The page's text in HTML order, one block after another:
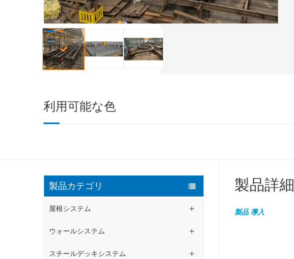
利用可能な色
製品カテゴリ
屋根システム
ウォールシステム
スチールデッキシステム
製品詳細
製品導入